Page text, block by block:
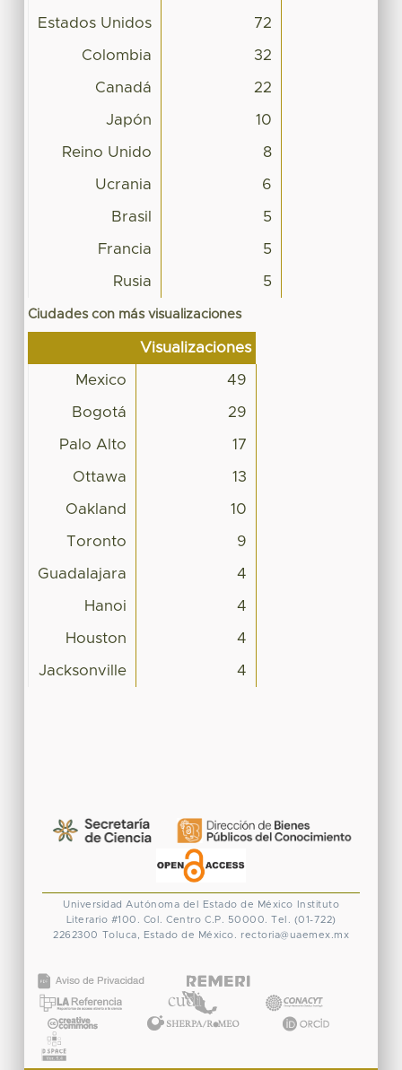
Estados Unidos 72
Colombia 32
Canadá 22
Japón 10
Reino Unido 8
Ucrania 6
Brasil 5
Francia 5
Rusia 5
Ciudades con más visualizaciones
Visualizaciones
Mexico 49
Bogotá 29
Palo Alto 17
Ottawa 13
Oakland 10
Toronto 9
Guadalajara 4
Hanoi 4
Houston 4
Jacksonville 4
Universidad Autónoma del Estado de México
Instituto
Literario #100. Col. Centro C.P. 50000. Tel. (01-722)
2262300 Toluca, Estado de México. rectoria@uaemex.mx